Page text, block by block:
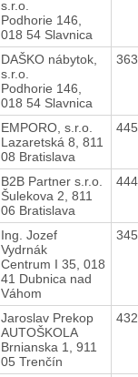
s.r.o.
Podhorie 146,
018 54 Slavnica
DAŠKO nábytok,
s.r.o.
Podhorie 146,
018 54 Slavnica
EMPORO, s.r.o.
Lazaretská 8, 811
08 Bratislava
B2B Partner s.r.o.
Šulekova 2, 811
06 Bratislava
Ing. Jozef
Vydrnák
Centrum I 35, 018
41 Dubnica nad
Váhom
Jaroslav Prekop
AUTOŠKOLA
Brnianska 1, 911
05 Trenčín